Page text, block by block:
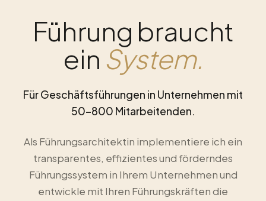
Führung braucht
ein System.
Für Geschäftsführungen in Unternehmen mit
50–800 Mitarbeitenden.
Als Führungsarchitektin implementiere ich ein
transparentes, effizientes und förderndes
Führungssystem in Ihrem Unternehmen und
entwickle mit Ihren Führungskräften die